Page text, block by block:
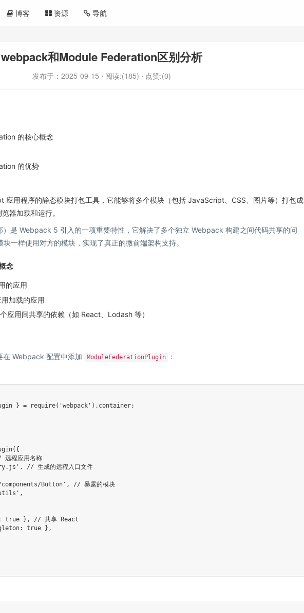
博客 资源 导航
webpack和Module Federation区别分析
发布于： 2025-09-15 ⋅ 阅读:(185) ⋅ 点赞:(0)
的核心概念
的优势
用程序的静态模块打包工具，它能够将多个模块（包括 JavaScript、CSS、图片等）打包成
器加载和运行。
是 Webpack 5 引入的一项重要特性，它解决了多个独立 Webpack 构建之间代码共享的问
一样使用对方的模块，实现了真正的微前端架构支持。
念
的应用
用加载的应用
应用间共享的依赖（如 React、Lodash 等）
Webpack 配置中添加 ModuleFederationPlugin
：
} = require( 'webpack' ) . container;
( {
程应用名称
,
// 生成的远程入口文件
Button' ,
// 暴露的模块
,
true } ,
// 共享 React
: true } ,